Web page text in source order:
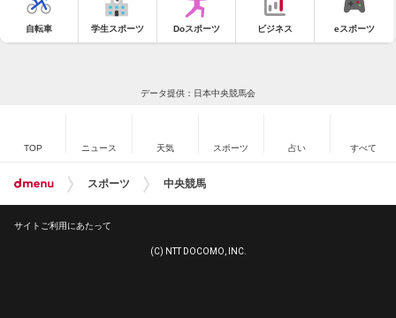
自転車 学生スポーツ Doスポーツ ビジネス eスポーツ
データ提供：日本中央競馬会
TOP ニュース 天気 スポーツ 占い すべて
スポーツ 中央競馬
サイトご利用にあたって
(C) NTT DOCOMO, INC.